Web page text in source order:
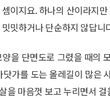
이지요. 하나의 산이라지만
밋하거나 단순하지 않답니
을 단면도로 그렸을 때의
가를 도는 올레길이 많은
을 마음껏 보고 누리면서